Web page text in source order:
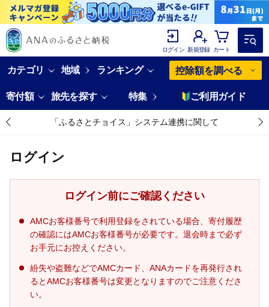
ログイン 新規登録 カート
カテゴリ 地域 ランキング 控除額を調べる
寄付額 旅先を探す 特集 ご利用ガイド
「ふるさとチョイス」システム連携に関して
ログイン
ログイン前にご確認ください
AMCお客様番号で利用登録をされている場合、寄付履歴
の確認にはAMCお客様番号が必要です。退会時まで必ず
お手元にお控えください。
紛失や盗難などでAMCカード、ANAカードを再発行され
るとAMCお客様番号は変更となりますのでご注意くださ
い。